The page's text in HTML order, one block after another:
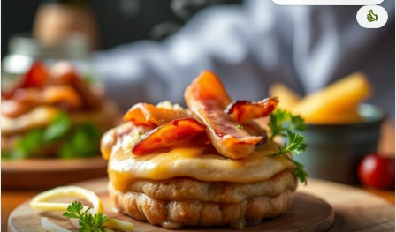
👍